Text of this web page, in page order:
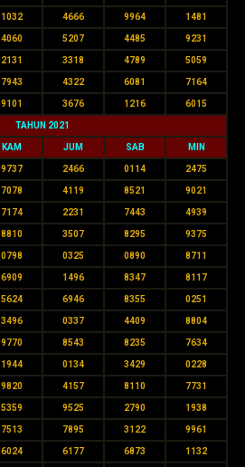
1032 4666 9964 1481
4060 5207 4485 9231
2131 3318 4789 5059
7943 4322 6081 7164
9101 3676 1216 6015
TAHUN 2021
KAM JUM SAB MIN
9737 2466 0114 2475
7078 4119 8521 9021
7174 2231 7443 4939
8810 3507 8295 9375
0798 0325 0890 8711
6909 1496 8347 8117
5624 6946 8355 0251
3496 0337 4409 8804
9770 8543 8235 7634
1944 0134 3429 0228
9820 4157 8110 7731
5359 9525 2790 1938
7513 7895 3122 9961
6024 6177 6873 1132